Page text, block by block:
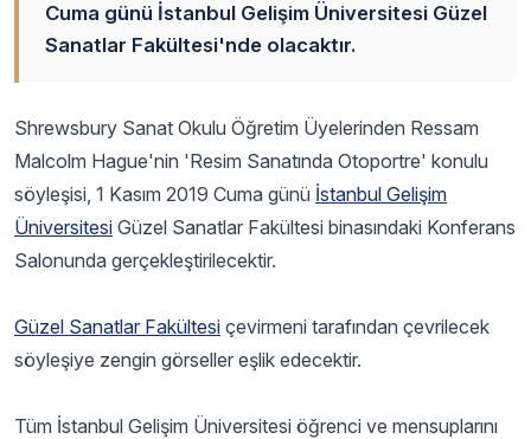
Cuma günü İstanbul Gelişim Üniversitesi Güzel
Sanatlar Fakültesi'nde olacaktır.
Shrewsbury Sanat Okulu Öğretim Üyelerinden Ressam
Malcolm Hague'nin 'Resim Sanatında Otoportre' konulu
söyleşisi, 1 Kasım 2019 Cuma günü İstanbul Gelişim
Üniversitesi Güzel Sanatlar Fakültesi binasındaki Konferans
Salonunda gerçekleştirilecektir.
Güzel Sanatlar Fakültesi çevirmeni tarafından çevrilecek
söyleşiye zengin görseller eşlik edecektir.
Tüm İstanbul Gelişim Üniversitesi öğrenci ve mensuplarını